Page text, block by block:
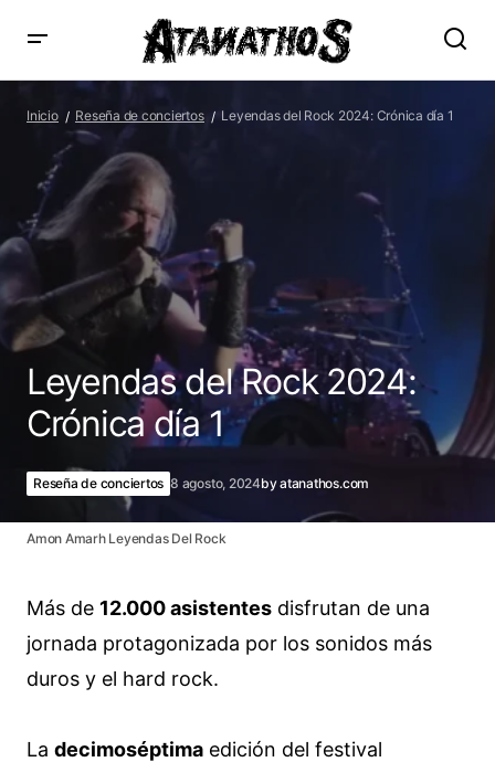
Leyendas del Rock 2024: Crónica día 1
Inicio Reseña de conciertos Leyendas del Rock 2024: Crónica día 1
Leyendas del Rock 2024:
Crónica día 1
Reseña de conciertos 8 agosto, 2024byatanathos.com
Amon Amarh Leyendas Del Rock
Más de 12.000 asistentes disfrutan de una
jornada protagonizada por los sonidos más
duros y el hard rock.
La decimoséptima edición del festival